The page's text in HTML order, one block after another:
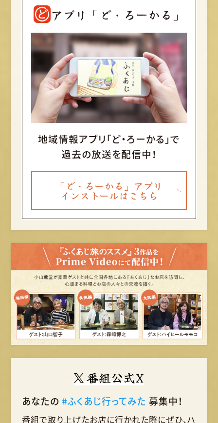
アプリ「ど・ろーかる」
地域情報アプリ「ど・ろーかる」で
過去の放送を配信中！
「ど・ろーかる」アプリ
インストールはこちら
番組公式X
あなたの #ふくあじ行ってみた 募集中！
番組で取り上げたお店に行かれた際にぜひ、ハ